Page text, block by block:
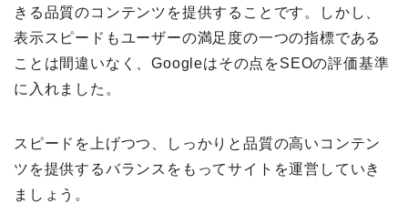
きる品質のコンテンツを提供することです。しかし、
表示スピードもユーザーの満足度の一つの指標である
ことは間違いなく、Googleはその点をSEOの評価基準
に入れました。
スピードを上げつつ、しっかりと品質の高いコンテン
ツを提供するバランスをもってサイトを運営していき
ましょう。